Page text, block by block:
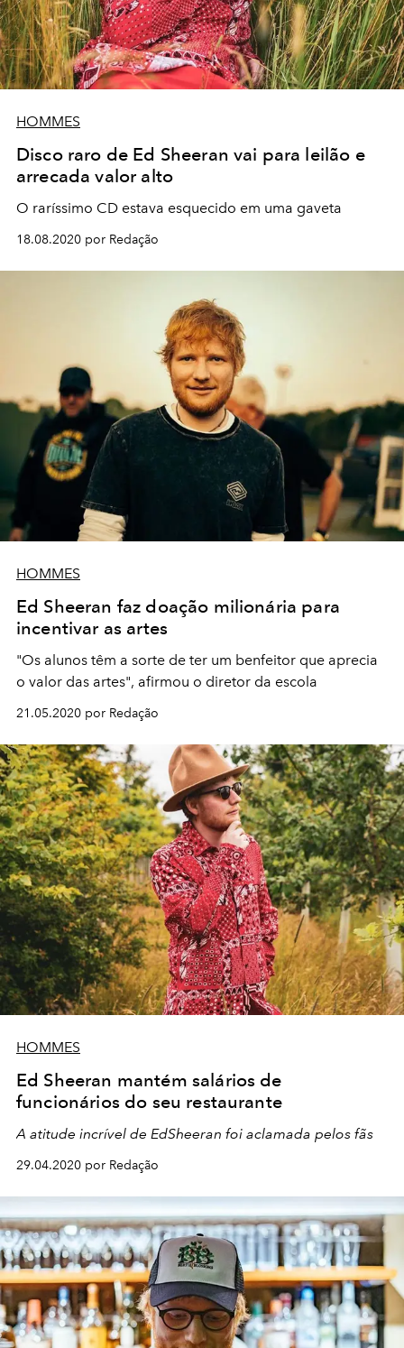
HOMMES
Disco raro de Ed Sheeran vai para leilão e
arrecada valor alto
O raríssimo CD estava esquecido em uma gaveta
18.08.2020 por Redação
HOMMES
Ed Sheeran faz doação milionária para
incentivar as artes
"Os alunos têm a sorte de ter um benfeitor que aprecia
o valor das artes", afirmou o diretor da escola
21.05.2020 por Redação
HOMMES
Ed Sheeran mantém salários de
funcionários do seu restaurante
A atitude incrível de EdSheeran foi aclamada pelos fãs
29.04.2020 por Redação